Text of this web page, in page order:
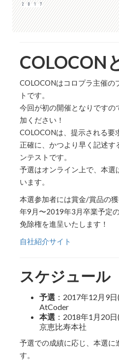
COLOCON
COLOCONはコロプラ主催の
トです。
今回が初の開催となりですの
加ください！
COLOCONは、提示される要
正確に、かつより早く記述す
ンテストです。
予選はオンライン上で、本選
います。
本選参加者には賞金/賞品の
年9月〜2019年3月卒業予定
免除権を進呈いたします！
自社紹介サイト
スケジュール
予選 ：2017年12月9
AtCoder
本選 ：2018年1月20
京恵比寿本社
予選での成績に応じ、本選に
す。